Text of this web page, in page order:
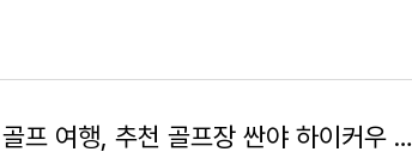
중국 하이난 골프 여행, 추천 골프장 싼야 하이커우 지역 베스트 5